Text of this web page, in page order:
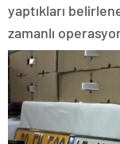
yaptıkları
zamanlı